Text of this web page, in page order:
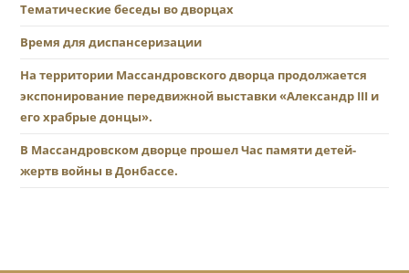
Тематические беседы во дворцах
Время для диспансеризации
На территории Массандровского дворца продолжается
экспонирование передвижной выставки «Александр III и
его храбрые донцы».
В Массандровском дворце прошел Час памяти детей-
жертв войны в Донбассе.